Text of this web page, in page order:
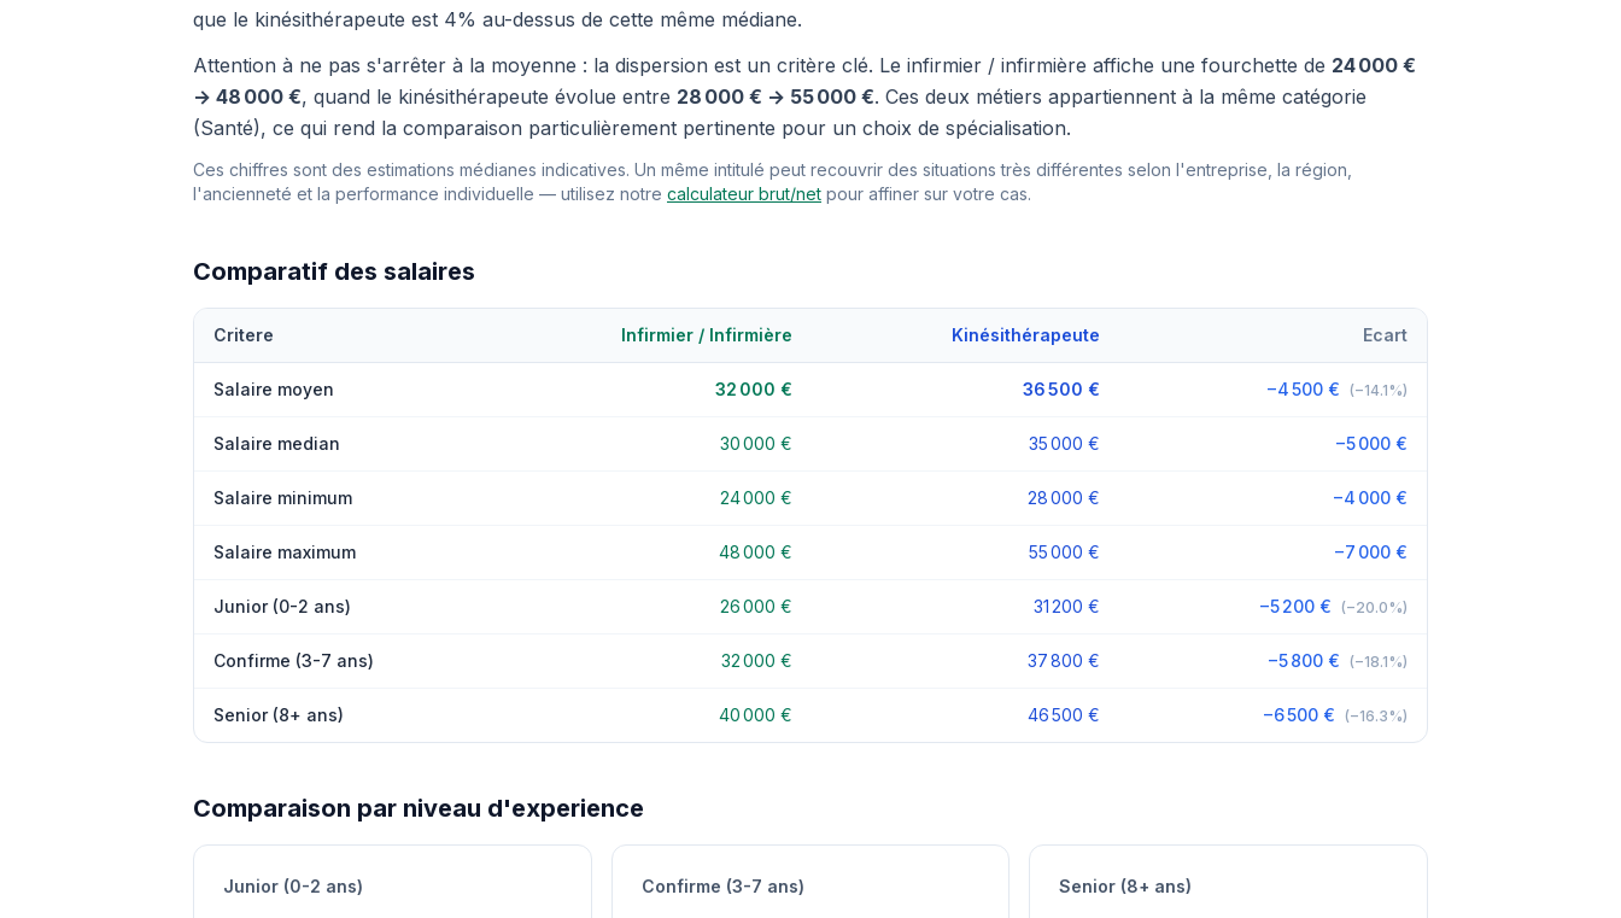
que le kinésithérapeute est 4% au-dessus de cette même médiane.
Attention à ne pas s'arrêter à la moyenne : la dispersion est un critère clé. Le infirmier / infirmière affiche une fourchette de 24 000 €
→ 48 000 €, quand le kinésithérapeute évolue entre 28 000 € → 55 000 €. Ces deux métiers appartiennent à la même catégorie
(Santé), ce qui rend la comparaison particulièrement pertinente pour un choix de spécialisation.
Ces chiffres sont des estimations médianes indicatives. Un même intitulé peut recouvrir des situations très différentes selon l'entreprise, la région,
l'ancienneté et la performance individuelle — utilisez notre calculateur brut/net pour affiner sur votre cas.
Comparatif des salaires
Critere Infirmier / Infirmière Kinésithérapeute Ecart
Salaire moyen 32 000 € 36 500 € −4 500 € (−14.1%)
Salaire median 30 000 € 35 000 € −5 000 €
Salaire minimum 24 000 € 28 000 € −4 000 €
Salaire maximum 48 000 € 55 000 € −7 000 €
Junior (0-2 ans) 26 000 € 31 200 € −5 200 € (−20.0%)
Confirme (3-7 ans) 32 000 € 37 800 € −5 800 € (−18.1%)
Senior (8+ ans) 40 000 € 46 500 € −6 500 € (−16.3%)
Comparaison par niveau d'experience
Junior (0-2 ans) Confirme (3-7 ans) Senior (8+ ans)